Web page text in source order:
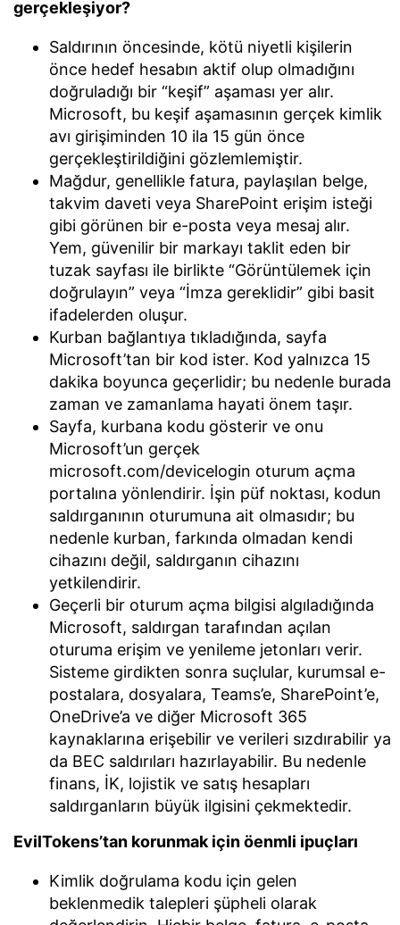
gerçekleşiyor?
Saldırının öncesinde, kötü niyetli kişilerin
önce hedef hesabın aktif olup olmadığını
doğruladığı bir “keşif” aşaması yer alır.
Microsoft, bu keşif aşamasının gerçek kimlik
avı girişiminden 10 ila 15 gün önce
gerçekleştirildiğini gözlemlemiştir.
Mağdur, genellikle fatura, paylaşılan belge,
takvim daveti veya SharePoint erişim isteği
gibi görünen bir e-posta veya mesaj alır.
Yem, güvenilir bir markayı taklit eden bir
tuzak sayfası ile birlikte “Görüntülemek için
doğrulayın” veya “İmza gereklidir” gibi basit
ifadelerden oluşur.
Kurban bağlantıya tıkladığında, sayfa
Microsoft’tan bir kod ister. Kod yalnızca 15
dakika boyunca geçerlidir; bu nedenle burada
zaman ve zamanlama hayati önem taşır.
Sayfa, kurbana kodu gösterir ve onu
Microsoft’un gerçek
microsoft.com/devicelogin oturum açma
portalına yönlendirir. İşin püf noktası, kodun
saldırganının oturumuna ait olmasıdır; bu
nedenle kurban, farkında olmadan kendi
cihazını değil, saldırganın cihazını
yetkilendirir.
Geçerli bir oturum açma bilgisi algıladığında
Microsoft, saldırgan tarafından açılan
oturuma erişim ve yenileme jetonları verir.
Sisteme girdikten sonra suçlular, kurumsal e-
postalara, dosyalara, Teams’e, SharePoint’e,
OneDrive’a ve diğer Microsoft 365
kaynaklarına erişebilir ve verileri sızdırabilir ya
da BEC saldırıları hazırlayabilir. Bu nedenle
finans, İK, lojistik ve satış hesapları
saldırganların büyük ilgisini çekmektedir.
EvilTokens’tan korunmak için öenmli ipuçları
Kimlik doğrulama kodu için gelen
beklenmedik talepleri şüpheli olarak